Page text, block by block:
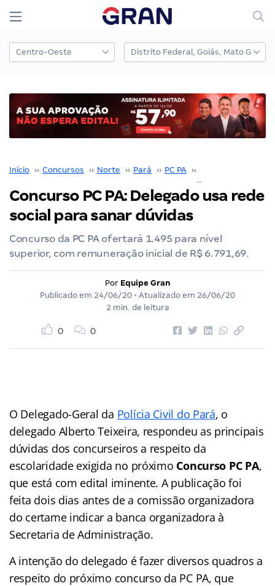
Início ›› Concursos ›› Norte ›› Pará ›› PC PA ››
Concurso PC PA: Delegado usa rede
social para sanar dúvidas
Concurso da PC PA ofertará 1.495 para nível
superior, com remuneração inicial de R$ 6.791,69.
Por Equipe Gran
Publicado em 24/06/20 • Atualizado em 26/06/20
2 min. de leitura
0 0
O Delegado-Geral da Polícia Civil do Pará, o
delegado Alberto Teixeira, respondeu as principais
dúvidas dos concurseiros a respeito da
escolaridade exigida no próximo Concurso PC PA,
que está com edital iminente. A publicação foi
feita dois dias antes de a comissão organizadora
do certame indicar a banca organizadora à
Secretaria de Administração.
A intenção do delegado é fazer diversos quadros a
respeito do próximo concurso da PC PA, que